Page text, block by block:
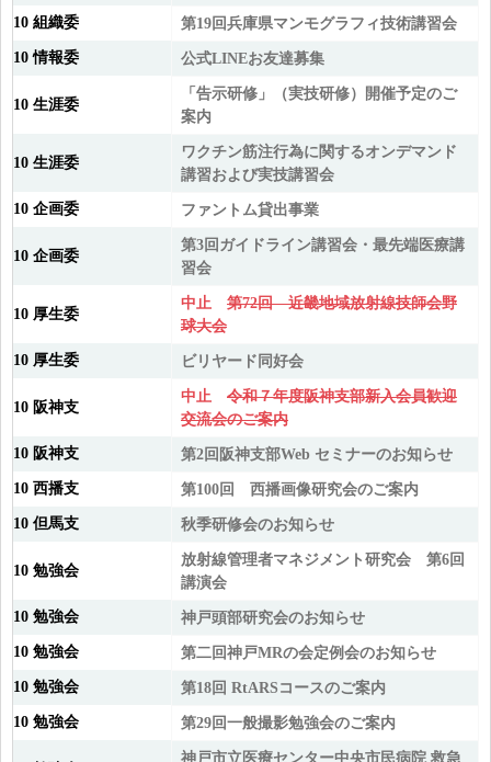
10 組織委 第19回兵庫県マンモグラフィ技術講習会
10 情報委 公式LINEお友達募集
10 生涯委
「告示研修」（実技研修）開催予定のご
案内
10 生涯委
ワクチン筋注行為に関するオンデマンド
講習および実技講習会
10 企画委 ファントム貸出事業
10 企画委
第3回ガイドライン講習会・最先端医療講
習会
10 厚生委
中止 第72回 近畿地域放射線技師会野
球大会
10 厚生委 ビリヤード同好会
10 阪神支
中止
令和７年度阪神支部新入会員歓迎
交流会のご案内
10 阪神支 第2回阪神支部Web セミナーのお知らせ
10 西播支 第100回 西播画像研究会のご案内
10 但馬支 秋季研修会のお知らせ
10 勉強会
放射線管理者マネジメント研究会 第6回
講演会
10 勉強会 神戸頭部研究会のお知らせ
10 勉強会 第二回神戸MRの会定例会のお知らせ
10 勉強会 第18回 RtARSコースのご案内
10 勉強会 第29回一般撮影勉強会のご案内
神戸市立医療センター中央市民病院 救急